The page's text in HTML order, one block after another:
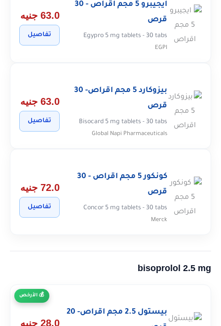
ايجيبرو 5 مجم اقراص - 30
قرص
Egypro 5 mg tablets - 30 tabs
EGPI
63.0 جنيه
تفاصيل
بيزوكارد 5 مجم اقراص- 30
قرص
Bisocard 5 mg tablets - 30 tabs
Global Napi Pharmaceuticals
63.0 جنيه
تفاصيل
كونكور 5 مجم اقراص - 30
قرص
Concor 5 mg tablets - 30 tabs
Merck
72.0 جنيه
تفاصيل
bisoprolol 2.5 mg
الأرخص
بيستول 2.5 مجم اقراص- 20
28.0 جنيه